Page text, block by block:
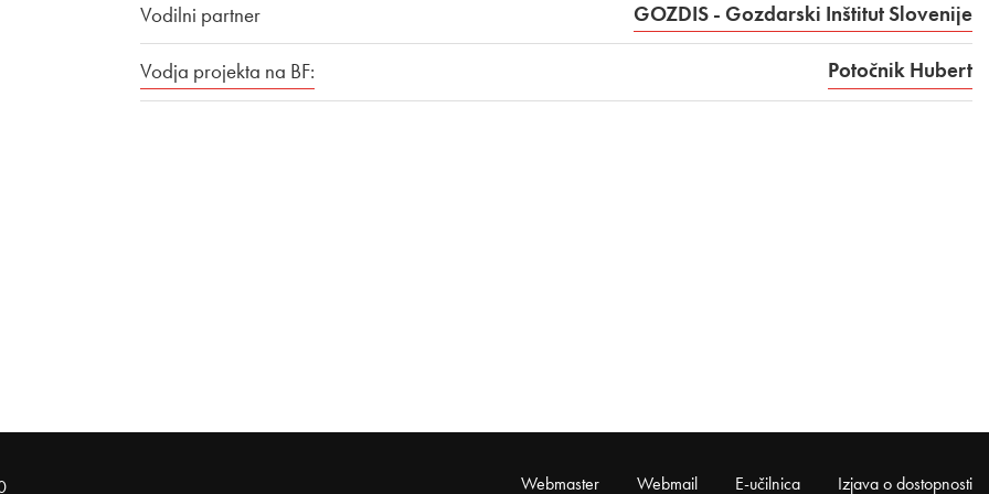
Vodilni partner GOZDIS - Gozdarski Inštitut Slovenije
Vodja projekta na BF: Potočnik Hubert
Webmaster Webmail E-učilnica Izjava o dostopnosti